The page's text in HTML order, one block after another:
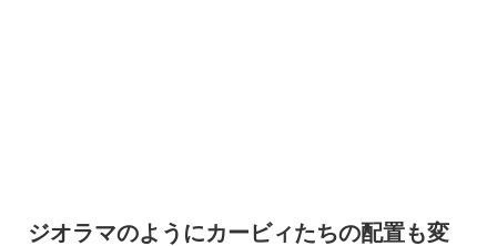
ジオラマのようにカービィたちの配置も変